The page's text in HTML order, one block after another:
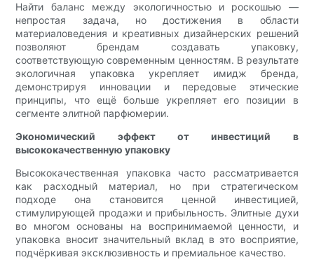
Найти баланс между экологичностью и роскошью —
непростая задача, но достижения в области
материаловедения и креативных дизайнерских решений
позволяют брендам создавать упаковку,
соответствующую современным ценностям. В результате
экологичная упаковка укрепляет имидж бренда,
демонстрируя инновации и передовые этические
принципы, что ещё больше укрепляет его позиции в
сегменте элитной парфюмерии.
Экономический эффект от инвестиций в
высококачественную упаковку
Высококачественная упаковка часто рассматривается
как расходный материал, но при стратегическом
подходе она становится ценной инвестицией,
стимулирующей продажи и прибыльность. Элитные духи
во многом основаны на воспринимаемой ценности, и
упаковка вносит значительный вклад в это восприятие,
подчёркивая эксклюзивность и премиальное качество.